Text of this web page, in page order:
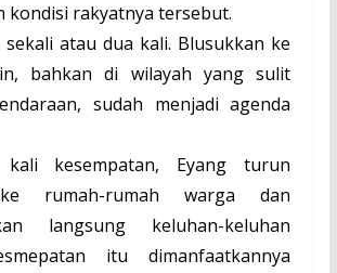
kondisi rakyatnya tersebut.
sekali atau dua kali. Blusukkan ke
bahkan di wilayah yang sulit
sudah menjadi agenda
kesempatan, Eyang turun
rumah-rumah warga dan
langsung keluhan-keluhan
itu dimanfaatkannya